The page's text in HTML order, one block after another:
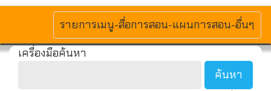
MENU
รายการเมนู-สื่อการสอน-แผนการสอน-อื่นๆ
เครื่องมือค้นหา